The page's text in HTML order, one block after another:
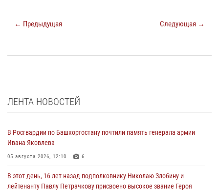
← Предыдущая Следующая →
ЛЕНТА НОВОСТЕЙ
В Росгвардии по Башкортостану почтили память генерала армии
Ивана Яковлева
05 августа 2026, 12:10 6
В этот день, 16 лет назад подполковнику Николаю Злобину и
лейтенанту Павлу Петрачкову присвоено высокое звание Героя